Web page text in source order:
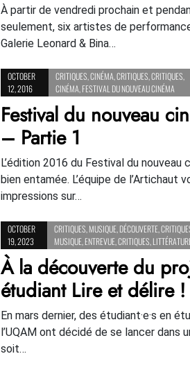
À partir de vendredi prochain et
seulement, six artistes de
Galerie Leonard & Bina…
OCTOBER
12, 2016
CRITIQUES CINÉMA CRITIQUES CRITIQUES
CINÉMA FESTIVAL DU NOUVEAU CINÉMA
Festival du nouveau
– Partie 1
L’édition 2016 du Festival du nouveau
bien entamée. L’équipe de l’Artichaut
impressions sur…
OCTOBER
19, 2023
CRITIQUES MUSIQUE DÉCOUVERTE ,
MUSIQUE ENTREVUE ,CRITIQUES
À la découverte du
étudiant Lire et délire !
En mars dernier, des étudiant·e·s en
l’UQAM ont décidé de se lancer dans
soit…